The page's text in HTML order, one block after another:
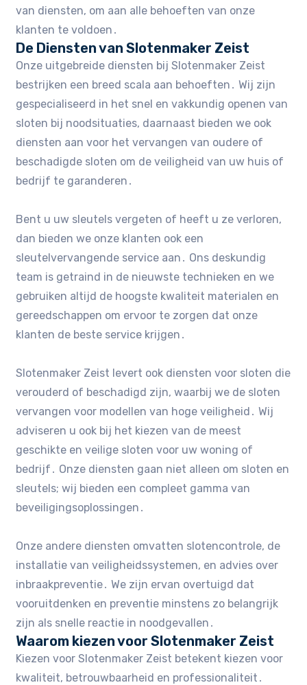
van diensten, om aan alle behoeften van onze
klanten te voldoen․
De Diensten van Slotenmaker Zeist
Onze uitgebreide diensten bij Slotenmaker Zeist
bestrijken een breed scala aan behoeften․ Wij zijn
gespecialiseerd in het snel en vakkundig openen van
sloten bij noodsituaties, daarnaast bieden we ook
diensten aan voor het vervangen van oudere of
beschadigde sloten om de veiligheid van uw huis of
bedrijf te garanderen․
Bent u uw sleutels vergeten of heeft u ze verloren,
dan bieden we onze klanten ook een
sleutelvervangende service aan․ Ons deskundig
team is getraind in de nieuwste technieken en we
gebruiken altijd de hoogste kwaliteit materialen en
gereedschappen om ervoor te zorgen dat onze
klanten de beste service krijgen․
Slotenmaker Zeist levert ook diensten voor sloten die
verouderd of beschadigd zijn, waarbij we de sloten
vervangen voor modellen van hoge veiligheid․ Wij
adviseren u ook bij het kiezen van de meest
geschikte en veilige sloten voor uw woning of
bedrijf․ Onze diensten gaan niet alleen om sloten en
sleutels; wij bieden een compleet gamma van
beveiligingsoplossingen․
Onze andere diensten omvatten slotencontrole, de
installatie van veiligheidssystemen, en advies over
inbraakpreventie․ We zijn ervan overtuigd dat
vooruitdenken en preventie minstens zo belangrijk
zijn als snelle reactie in noodgevallen․
Waarom kiezen voor Slotenmaker Zeist
Kiezen voor Slotenmaker Zeist betekent kiezen voor
kwaliteit, betrouwbaarheid en professionaliteit․